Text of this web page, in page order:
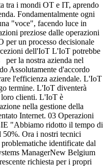
tra i mondi OT e IT, aprendo
Fondamentalmente ogni
"voce", facendo luce in
preziose dalle operazioni
per un processo decisionale
dell'IoT L'IoT potrebbe
per la nostra azienda nel
Assolutamente d'accordo
l'efficienza aziendale. L'IoT
termine. L'IoT diventerà
clienti. L'IoT è
nella gestione della
Internet. 03 Operazioni
"Abbiamo ridotto il tempo di
Ora i nostri tecnici
identificate dal
ManagerNew Belgium
richiesta per i propri